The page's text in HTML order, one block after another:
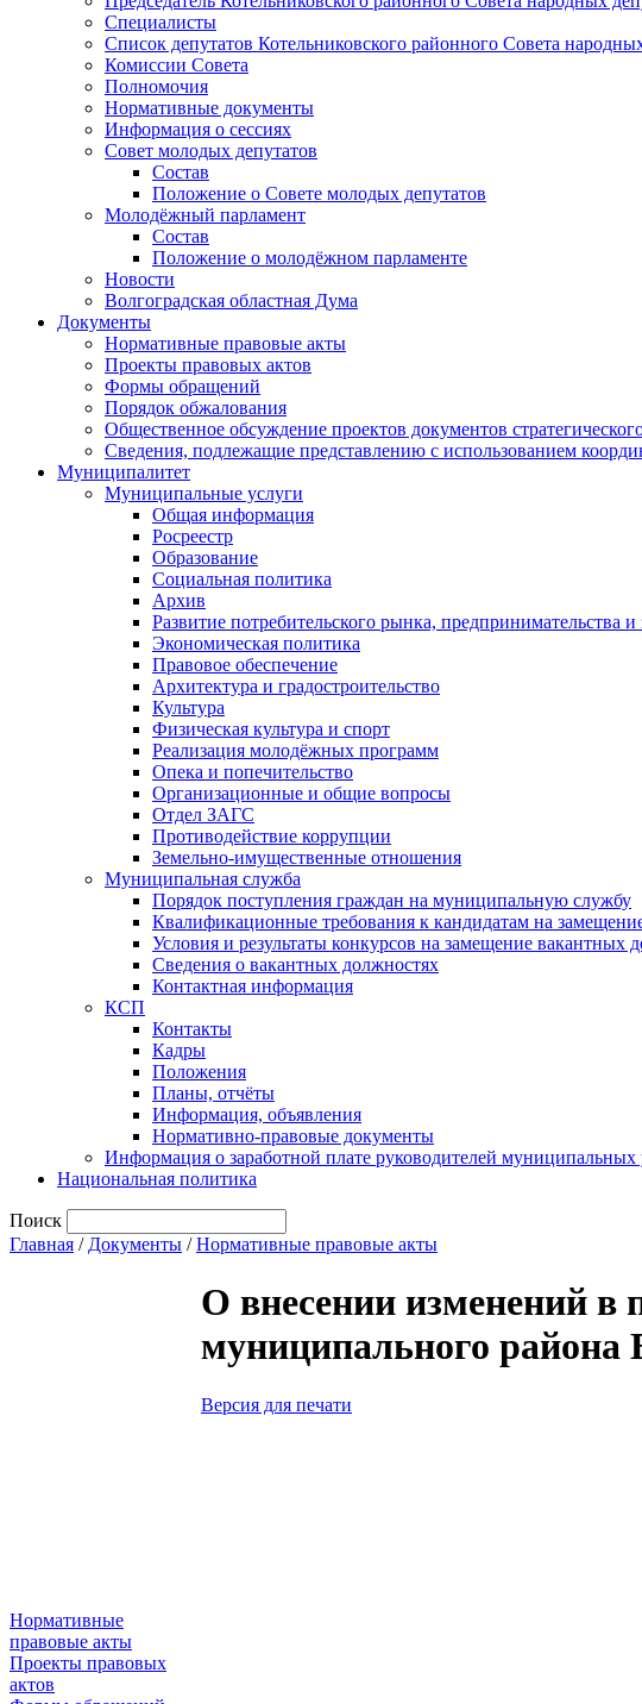
Специалисты
Список депутатов Котельниковского районного Совета
Комиссии Совета
Полномочия
Нормативные документы
Информация о сессиях
Совет молодых депутатов
Состав
Положение о Совете молодых депутатов
Молодёжный парламент
Состав
Положение о молодёжном парламенте
Новости
Волгоградская областная Дума
Документы
Нормативные правовые акты
Проекты правовых актов
Формы обращений
Порядок обжалования
Общественное обсуждение проектов документов
Сведения, подлежащие представлению с использованием
Муниципалитет
Муниципальные услуги
Общая информация
Росреестр
Образование
Социальная политика
Архив
Развитие потребительского рынка, предпринимательства
Экономическая политика
Правовое обеспечение
Архитектура и градостроительство
Культура
Физическая культура и спорт
Реализация молодёжных программ
Опека и попечительство
Организационные и общие вопросы
Отдел ЗАГС
Противодействие коррупции
Земельно-имущественные отношения
Муниципальная служба
Порядок поступления граждан на муниципальную службу
Квалификационные требования к кандидатам на
Условия и результаты конкурсов на замещение вакантных
Сведения о вакантных должностях
Контактная информация
КСП
Контакты
Кадры
Положения
Планы, отчёты
Информация, объявления
Нормативно-правовые документы
Информация о заработной плате руководителей
Национальная политика
Поиск
Главная / Документы /Нормативные правовые акты
Нормативные
правовые акты
Проекты правовых
актов
О внесении изменений в
муниципального района
Версия для печати